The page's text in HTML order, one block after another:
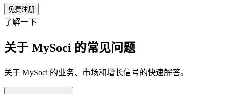
免费注册
了解一下
关于 MySoci 的常见问题
关于 MySoci 的业务、市场和增长信号的快速解答。